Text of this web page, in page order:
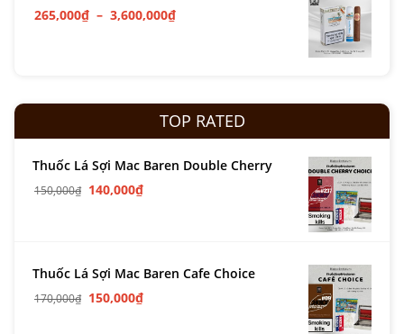
265,000₫ – 3,600,000₫
TOP RATED
Thuốc Lá Sợi Mac Baren Double Cherry
150,000₫ 140,000₫
Thuốc Lá Sợi Mac Baren Cafe Choice
170,000₫ 150,000₫